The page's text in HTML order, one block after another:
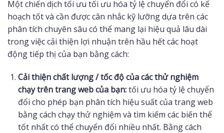
Một chiến dịch tối ưu tối ưu hóa tỷ lệ chuyển đổi có kế
hoạch tốt và cần được cân nhắc kỹ lưỡng dựa trên các
phân tích chuyên sâu có thể mang lại hiệu quả lâu dài
trong việc cải thiện lợi nhuận trên hầu hết các hoạt
động tiếp thị của bạn bằng cách:
Cải thiện chất lượng / tốc độ của các thử nghiệm
chạy trên trang web của bạn:tối ưu hóa tỷ lệ chuyển
đổi cho phép bạn phân tích hiệu suất của trang web
bằng cách chạy thử nghiệm và tìm kiếm các biến thể
tốt nhất có thể chuyển đổi nhiều nhất. Bằng cách